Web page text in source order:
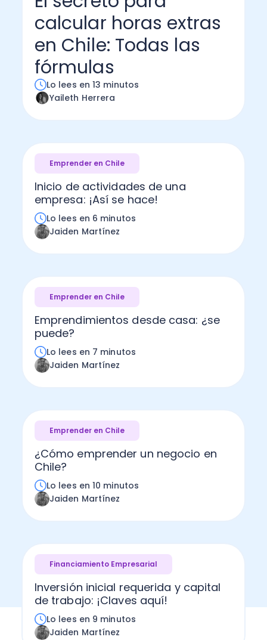
Administración Empresarial
Ver todo
Software Factura y Administración
Ver Todo
Kits
Autores
calcular horas extras
en Chile: Todas las
fórmulas
Lo lees en 13 minutos
Yaileth Herrera
Emprender en Chile
Inicio de actividades de una
empresa: ¡Así se hace!
Lo lees en 6 minutos
Jaiden Martínez
Emprender en Chile
Emprendimientos desde casa: ¿se
puede?
Lo lees en 7 minutos
Jaiden Martínez
Emprender en Chile
¿Cómo emprender un negocio en
Chile?
Lo lees en 10 minutos
Jaiden Martínez
Financiamiento Empresarial
Inversión inicial requerida y capital
de trabajo: ¡Claves aquí!
Lo lees en 9 minutos
Jaiden Martínez